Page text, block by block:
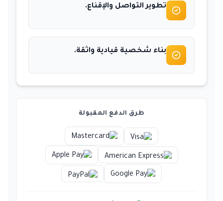
تطوير التواصل والإقناع.
بناء شخصية قيادية واثقة.
طرق الدفع المقبولة